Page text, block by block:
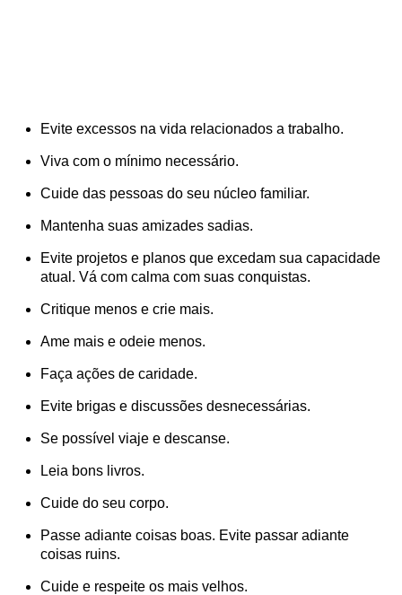
Evite excessos na vida relacionados a trabalho.
Viva com o mínimo necessário.
Cuide das pessoas do seu núcleo familiar.
Mantenha suas amizades sadias.
Evite projetos e planos que excedam sua capacidade
atual. Vá com calma com suas conquistas.
Critique menos e crie mais.
Ame mais e odeie menos.
Faça ações de caridade.
Evite brigas e discussões desnecessárias.
Se possível viaje e descanse.
Leia bons livros.
Cuide do seu corpo.
Passe adiante coisas boas. Evite passar adiante
coisas ruins.
Cuide e respeite os mais velhos.